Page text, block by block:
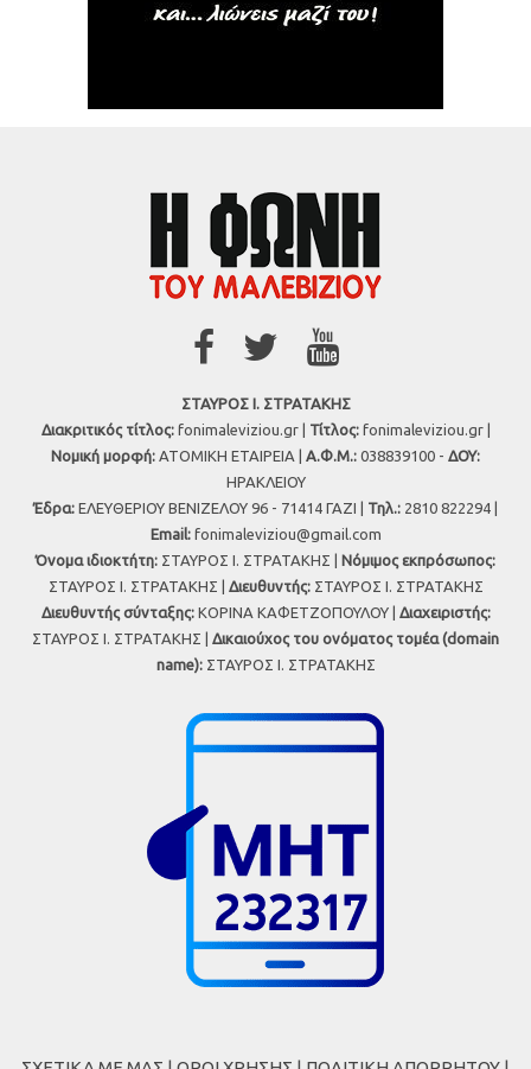
ΣΤΑΥΡΟΣ Ι. ΣΤΡΑΤΑΚΗΣ
Διακριτικός τίτλος:fonimaleviziou.gr | Τίτλος:fonimaleviziou.gr |
Νομική μορφή: ΑΤΟΜΙΚΗ ΕΤΑΙΡΕΙΑ | Α.Φ.Μ.: 038839100 - ΔΟΥ:
ΗΡΑΚΛΕΙΟΥ
Έδρα: ΕΛΕΥΘΕΡΙΟΥ ΒΕΝΙΖΕΛΟΥ 96 - 71414 ΓΑΖΙ | Τηλ.: 2810 822294 |
Εmail: fonimaleviziou@gmail.com
Όνομα ιδιοκτήτη: ΣΤΑΥΡΟΣ Ι. ΣΤΡΑΤΑΚΗΣ | Νόμιμος εκπρόσωπος:
ΣΤΑΥΡΟΣ Ι. ΣΤΡΑΤΑΚΗΣ | Διευθυντής:ΣΤΑΥΡΟΣ Ι. ΣΤΡΑΤΑΚΗΣ
Διευθυντής σύνταξης:ΚΟΡΙΝΑ ΚΑΦΕΤΖΟΠΟΥΛΟΥ | Διαχειριστής:
ΣΤΑΥΡΟΣ Ι. ΣΤΡΑΤΑΚΗΣ | Δικαιούχος του ονόματος τομέα (domain
name):ΣΤΑΥΡΟΣ Ι. ΣΤΡΑΤΑΚΗΣ